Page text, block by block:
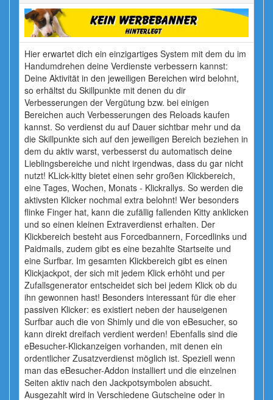
Hier erwartet dich ein einzigartiges System mit dem du im
Handumdrehen deine Verdienste verbessern kannst:
Deine Aktivität in den jeweiligen Bereichen wird belohnt,
so erhältst du Skillpunkte mit denen du dir
Verbesserungen der Vergütung bzw. bei einigen
Bereichen auch Verbesserungen des Reloads kaufen
kannst. So verdienst du auf Dauer sichtbar mehr und da
die Skillpunkte sich auf den jeweiligen Bereich beziehen in
dem du aktiv warst, verbesserst du automatisch deine
Lieblingsbereiche und nicht irgendwas, dass du gar nicht
nutzt! KLick-kitty bietet einen sehr großen Klickbereich,
eine Tages, Wochen, Monats - Klickrallys. So werden die
aktivsten Klicker nochmal extra belohnt! Wer besonders
flinke Finger hat, kann die zufällig fallenden Kitty anklicken
und so einen kleinen Extraverdienst erhalten. Der
Klickbereich besteht aus Forcedbannern, Forcedlinks und
Paidmails, zudem gibt es eine bezahlte Startseite und
eine Surfbar. Im gesamten Klickbereich gibt es einen
Klickjackpot, der sich mit jedem Klick erhöht und per
Zufallsgenerator entscheidet sich bei jedem Klick ob du
ihn gewonnen hast! Besonders interessant für die eher
passiven Klicker: es existiert neben der hauseigenen
Surfbar auch die von Shimly und die von eBesucher, so
kann direkt dreifach verdient werden! Ebenfalls sind die
eBesucher-Klickanzeigen vorhanden, mit denen ein
ordentlicher Zusatzverdienst möglich ist. Speziell wenn
man das eBesucher-Addon installiert und die einzelnen
Seiten aktiv nach den Jackpotsymbolen absucht.
Ausgezahlt wird in Verschiedene Gutscheine oder in